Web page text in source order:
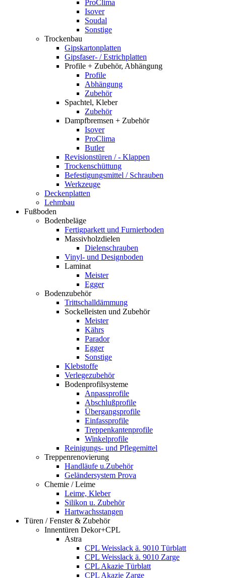
ProClima
Isover
Soudal
Sonstige
Trockenbau
Gipskartonplatten
Gipsfaser- / Estrichplatten
Profile + Zubehör, Abhängung
Profile
Abhängung
Zubehör
Spachtel, Kleber
Zubehör
Dampfbremsen + Zubehör
Isover
ProClima
Butler
Revisionstüren / - Klappen
Trockenschüttung
Befestigungsmittel / Schrauben
Werkzeuge
Deckenplatten
Lehmbau
Fußboden
Bodenbeläge
Fertigparkett und Furnierboden
Massivholzdielen
Dielenschrauben
Vinyl- und Designboden
Laminat
Meister
Egger
Bodenzubehör
Trittschalldämmung
Sockelleisten und Zubehör
Meister
Kährs
Parador
Egger
Sonstige
Klebstoffe
Verlegezubehör
Bodenprofilsysteme
Anpassprofile
Abschlußprofile
Übergangsprofile
Einfassprofile
Treppenkantenprofile
Winkelprofile
Reinigungs- und Pflegemittel
Treppenrenovierung
Handläufe u.Zubehör
Geländersystem Prova
Chemie / Leime
Leime, Kleber
Silikon u. Zubehör
Hartwachsstangen
Türen / Fenster & Zubehör
Innentüren Dekor+CPL
Astra
CPL Weisslack ä. 9010 Türblatt
CPL Weisslack ä. 9010 Zarge
CPL Akazie Türblatt
CPL Akazie Zarge